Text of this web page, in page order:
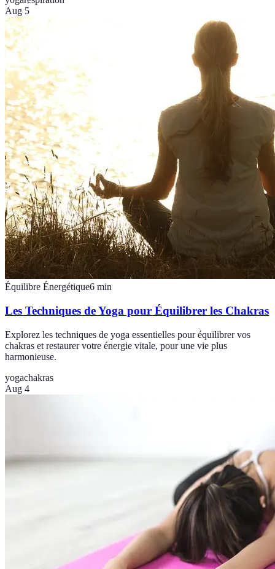
Aug 5
Équilibre Énergétique6 min
Les Techniques de Yoga pour Équilibrer les Chakras
Explorez les techniques de yoga essentielles pour équilibrer vos
chakras et restaurer votre énergie vitale, pour une vie plus
harmonieuse.
yogachakras
Aug 4